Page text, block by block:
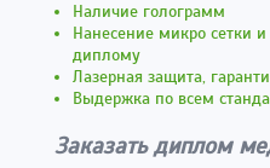
Наличие голограмм
Нанесение микро сетки
диплому
Лазерная защита,
Выдержка по всем
Заказать диплом